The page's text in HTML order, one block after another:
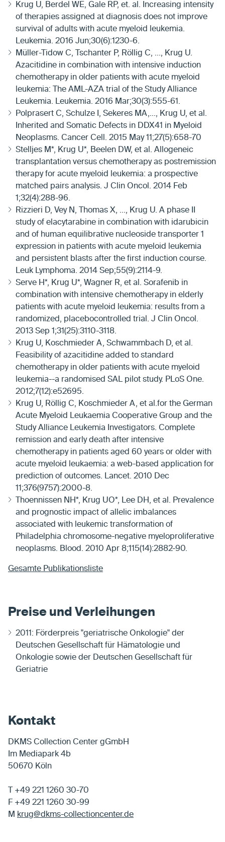
Krug U, Berdel WE, Gale RP, et. al. Increasing intensity
of therapies assigned at diagnosis does not improve
survival of adults with acute myeloid leukemia.
Leukemia. 2016 Jun;30(6):1230-6.
Müller-Tidow C, Tschanter P, Röllig C, ..., Krug U.
Azacitidine in combination with intensive induction
chemotherapy in older patients with acute myeloid
leukemia: The AML-AZA trial of the Study Alliance
Leukemia. Leukemia. 2016 Mar;30(3):555-61.
Polprasert C, Schulze I, Sekeres MA,..., Krug U, et al.
Inherited and Somatic Defects in DDX41 in Myeloid
Neoplasms. Cancer Cell. 2015 May 11;27(5):658-70
Stelljes M*, Krug U*, Beelen DW, et al. Allogeneic
transplantation versus chemotherapy as postremission
therapy for acute myeloid leukemia: a prospective
matched pairs analysis. J Clin Oncol. 2014 Feb
1;32(4):288-96.
Rizzieri D, Vey N, Thomas X, ..., Krug U. A phase II
study of elacytarabine in combination with idarubicin
and of human equilibrative nucleoside transporter 1
expression in patients with acute myeloid leukemia
and persistent blasts after the first induction course.
Leuk Lymphoma. 2014 Sep;55(9):2114-9.
Serve H*, Krug U*, Wagner R, et al. Sorafenib in
combination with intensive chemotherapy in elderly
patients with acute myeloid leukemia: results from a
randomized, placebocontrolled trial. J Clin Oncol.
2013 Sep 1;31(25):3110-3118.
Krug U, Koschmieder A, Schwammbach D, et al.
Feasibility of azacitidine added to standard
chemotherapy in older patients with acute myeloid
leukemia--a randomised SAL pilot study. PLoS One.
2012;7(12):e52695.
Krug U, Röllig C, Koschmieder A, et al.for the German
Acute Myeloid Leukaemia Cooperative Group and the
Study Alliance Leukemia Investigators. Complete
remission and early death after intensive
chemotherapy in patients aged 60 years or older with
acute myeloid leukaemia: a web-based application for
prediction of outcomes. Lancet. 2010 Dec
11;376(9757):2000-8.
Thoennissen NH*, Krug UO*, Lee DH, et al. Prevalence
and prognostic impact of allelic imbalances
associated with leukemic transformation of
Philadelphia chromosome-negative myeloproliferative
neoplasms. Blood. 2010 Apr 8;115(14):2882-90.
Gesamte Publikationsliste
Preise und Verleihungen
2011: Förderpreis "geriatrische Onkologie" der
Deutschen Gesellschaft für Hämatologie und
Onkologie sowie der Deutschen Gesellschaft für
Geriatrie
Kontakt
DKMS Collection Center gGmbH
Im Mediapark 4b
50670 Köln
T +49 221 1260 30-70
F +49 221 1260 30-99
M krug@dkms-collectioncenter.de